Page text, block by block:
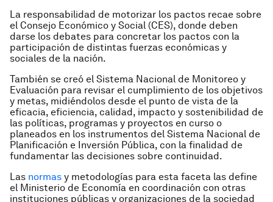
La responsabilidad de motorizar los pactos recae sobre
el Consejo Económi­co y Social (CES), donde deben
darse los debates para concretar los pactos con la
participación de distintas fuerzas econó­micas y
sociales de la nación.
También se creó el Sistema Nacional de Monitoreo y
Evaluación para revisar el cumplimiento de los objetivos
y metas, midiéndolos desde el punto de vista de la
eficacia, eficiencia, calidad, impacto y sostenibilidad de
las políticas, programas y proyectos en curso o
planeados en los instrumentos del Sistema Nacional de
Planificación e Inversión Pública, con la finalidad de
fundamentar las decisiones sobre continuidad.
Las normas y metodologías para esta faceta las define
el Ministerio de Eco­nomía en coordinación con otras
insti­tuciones públicas y organizaciones de la sociedad